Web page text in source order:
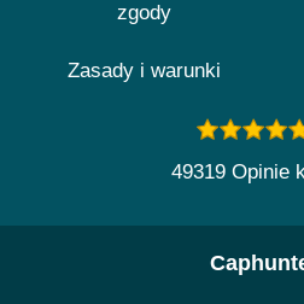
zgody
Zasady i warunki
49319 Opinie